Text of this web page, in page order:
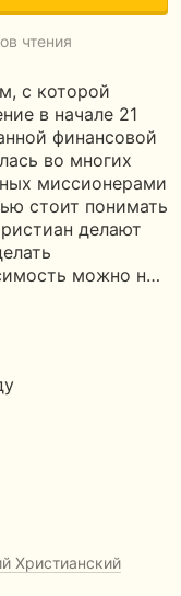
чтения
с которой
в начале 21
финансовой
во многих
миссионерами
стоит понимать
делают
можно н…
Христианский